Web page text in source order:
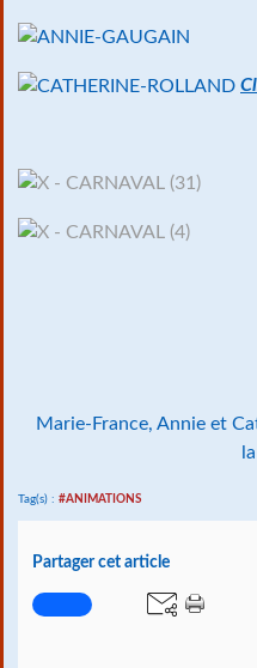
Marie-France, Annie et
Tag(s) : #ANIMATIONS
Partager cet article